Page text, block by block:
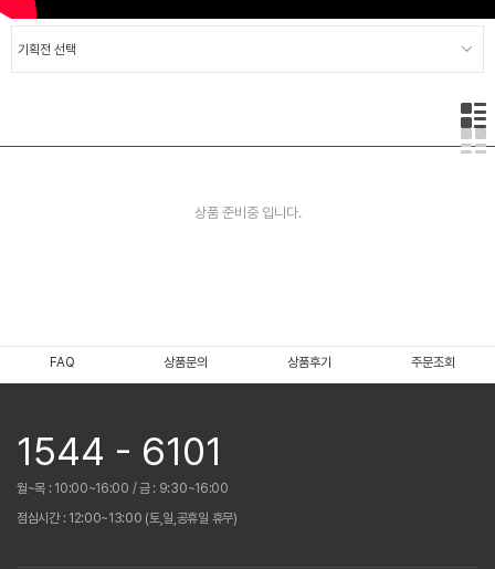
상품 준비중 입니다.
FAQ 상품문의 상품후기 주문조회
1544 - 6101
월~목 : 10:00~16:00 / 금 : 9:30~16:00
점심시간 : 12:00~13:00 (토,일,공휴일 휴무)